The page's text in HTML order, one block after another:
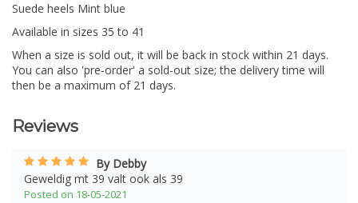
Suede heels Mint blue
Available in sizes 35 to 41
When a size is sold out, it will be back in stock within 21 days.
You can also 'pre-order' a sold-out size; the delivery time will
then be a maximum of 21 days.
Reviews
By Debby
Geweldig mt 39 valt ook als 39
Posted on 18-05-2021